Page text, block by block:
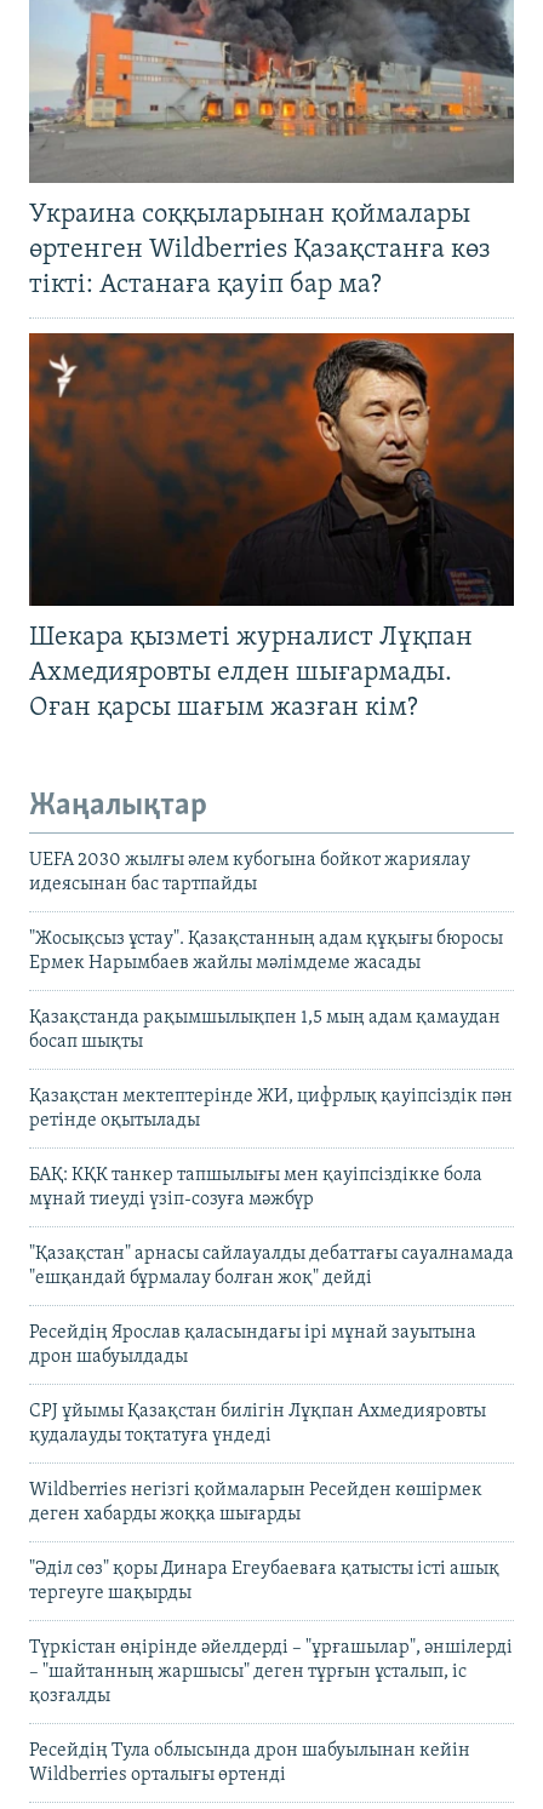
Украина соққыларынан қоймалары
өртенген Wildberries Қазақстанға көз
тікті: Астанаға қауіп бар ма?
Шекара қызметі журналист Лұқпан
Ахмедияровты елден шығармады.
Оған қарсы шағым жазған кім?
Жаңалықтар
UEFA 2030 жылғы әлем кубогына бойкот жариялау
идеясынан бас тартпайды
"Жосықсыз ұстау". Қазақстанның адам құқығы бюросы
Ермек Нарымбаев жайлы мәлімдеме жасады
Қазақстанда рақымшылықпен 1,5 мың адам қамаудан
босап шықты
Қазақстан мектептерінде ЖИ, цифрлық қауіпсіздік пән
ретінде оқытылады
БАҚ: КҚК танкер тапшылығы мен қауіпсіздікке бола
мұнай тиеуді үзіп-созуға мәжбүр
"Қазақстан" арнасы сайлауалды дебаттағы сауалнамада
"ешқандай бұрмалау болған жоқ" дейді
Ресейдің Ярослав қаласындағы ірі мұнай зауытына
дрон шабуылдады
CPJ ұйымы Қазақстан билігін Лұқпан Ахмедияровты
қудалауды тоқтатуға үндеді
Wildberries негізгі қоймаларын Ресейден көшірмек
деген хабарды жоққа шығарды
"Әділ сөз" қоры Динара Егеубаеваға қатысты істі ашық
тергеуге шақырды
Түркістан өңірінде әйелдерді – "ұрғашылар", әншілерді
– "шайтанның жаршысы" деген тұрғын ұсталып, іс
қозғалды
Ресейдің Тула облысында дрон шабуылынан кейін
Wildberries орталығы өртенді